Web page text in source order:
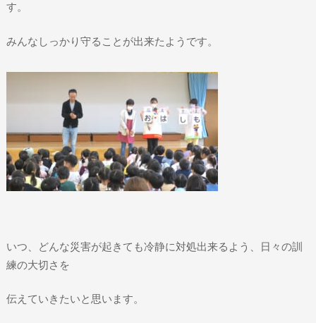
す。
みんなしっかり守ることが出来たようです。
いつ、どんな災害が起きても冷静に対処出来るよう、日々の訓
練の大切さを
伝えていきたいと思います。